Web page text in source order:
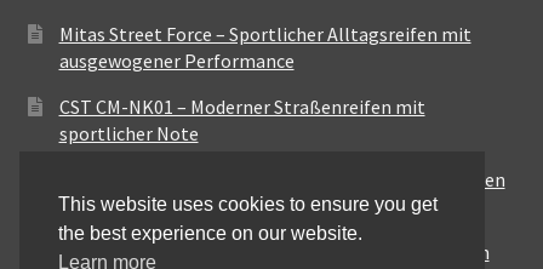
Mitas Street Force – Sportlicher Alltagsreifen mit
ausgewogener Performance
CST CM-NK01 – Moderner Straßenreifen mit
sportlicher Note
Maxxis MA-ST3 – Ausgewogener Sport-Touring-Reifen
für vielseitige Einsätze
Pirelli City Demon – Zuverlässigkeit für den urbanen
This website uses cookies to ensure you get
the best experience on our website.
Learn more